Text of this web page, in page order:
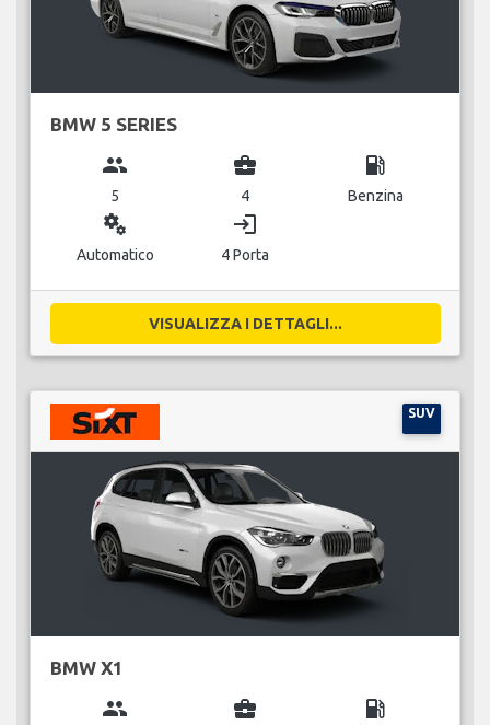
BMW 5 SERIES
group
5
business_center
4
local_gas_station
Benzina
miscellaneous_services
Automatico
login
4 Porta
VISUALIZZA I DETTAGLI...
SUV
BMW X1
group business_center local_gas_station